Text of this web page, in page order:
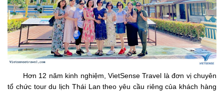
Hơn 12 năm kinh nghiệm, VietSense Travel là đơn vị chuyên
tổ chức tour du lịch Thái Lan theo yêu cầu riêng của khách hàng